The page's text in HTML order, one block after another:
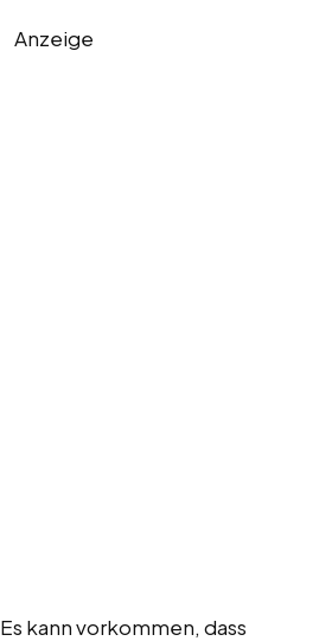
Anzeige
Es kann vorkommen, dass